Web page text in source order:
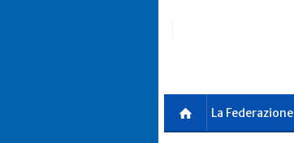
La Federazione